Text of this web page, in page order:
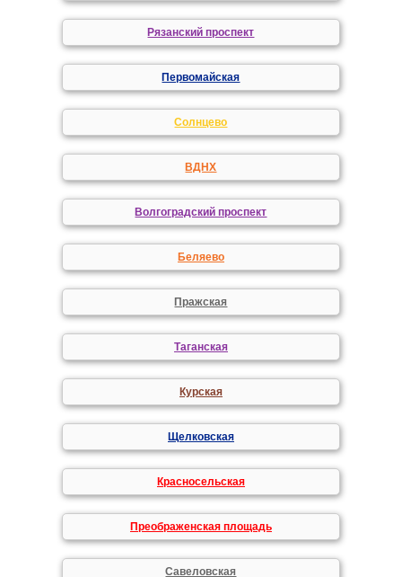
Рязанский проспект
Первомайская
Солнцево
ВДНХ
Волгоградский проспект
Беляево
Пражская
Таганская
Курская
Щелковская
Красносельская
Преображенская площадь
Савеловская